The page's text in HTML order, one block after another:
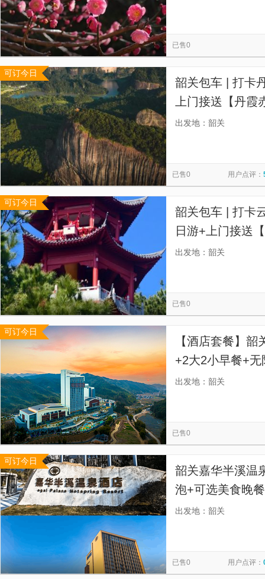
已售0
可订今日
韶关包车 | 打卡
上门接送【丹
坤。韶关站可接
出发地：韶关
已售0 用户点评：
可订今日
韶关包车 | 打卡
日游+上门接送
门山壮美风光与
出发地：韶关
已售0
可订今日
【酒店套餐】
+2大2小早餐+
身房
出发地：韶关
已售0
可订今日
韶关嘉华半溪温
泡+可选美食晚餐
出发地：韶关
已售0 用户点评：